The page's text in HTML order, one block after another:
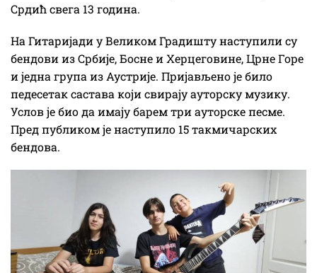
Срдић свега 13 година.
На Гитаријади у Великом Градишту наступили су
бендови из Србије, Босне и Херцеговине, Црне Горе
и једна група из Аустрије. Пријављено је било
педесетак састава који свирају ауторску музику.
Услов је био да имају барем три ауторске песме.
Пред публиком је наступило 15 такмичарских
бендова.